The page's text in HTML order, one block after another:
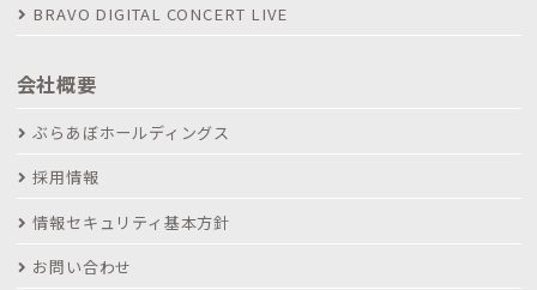
BRAVO DIGITAL CONCERT LIVE
会社概要
ぶらあぼホールディングス
採用情報
情報セキュリティ基本方針
お問い合わせ